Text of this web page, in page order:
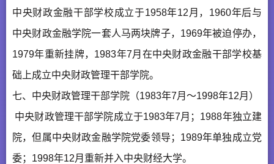
中央财政金融干部学校成立于1958年12月，1960年后与
中央财政金融学院一套人马两块牌子，1969年被迫停办，
1979年重新挂牌，1983年7月在中央财政金融干部学校基
础上成立中央财政管理干部学院。
七、中央财政管理干部学院（1983年7月～1998年12月）
中央财政管理干部学院成立于1983年7月；1988年独立建
院，但属中央财政金融学院党委领导；1989年单独成立党
委；1998年12月重新并入中央财经大学。